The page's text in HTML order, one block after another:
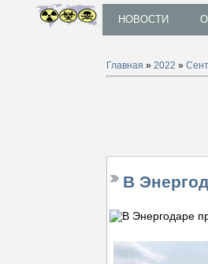
НОВОСТИ
Главная » 2022 »
В